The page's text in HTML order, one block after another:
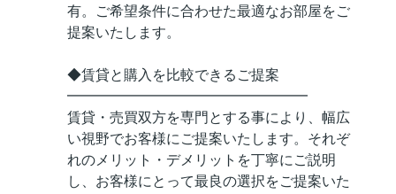
有。ご希望条件に合わせた最適なお部屋をご
提案いたします。
◆賃貸と購入を比較できるご提案
━━━━━━━━━━━━━━━━━
賃貸・売買双方を専門とする事により、幅広
い視野でお客様にご提案いたします。それぞ
れのメリット・デメリットを丁寧にご説明
し、お客様にとって最良の選択をご提案いた